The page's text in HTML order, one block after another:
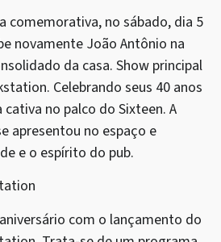
comemorativa, no sábado, dia 5
novamente João Antônio na
da casa. Show principal
Celebrando seus 40 anos
no palco do Sixteen. A
apresentou no espaço e
e o espírito do pub.
com o lançamento do